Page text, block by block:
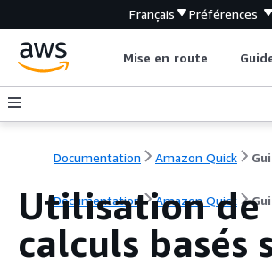
Français Préférences
Mise en route
Documentation Amazon Quick
Documentation Amazon Quick
Utilisation de
calculs basés